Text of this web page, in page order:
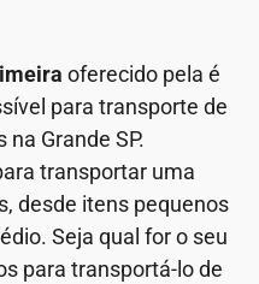
oferecido pela é
para transporte de
Grande SP.
transportar uma
desde itens pequenos
Seja qual for o seu
para transportá-lo de